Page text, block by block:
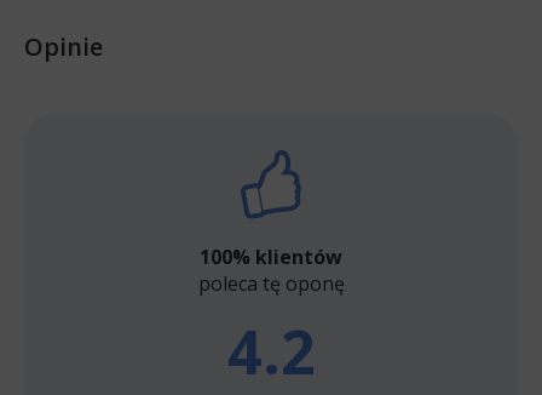
Opinie
100% klientów
poleca tę oponę
4.2